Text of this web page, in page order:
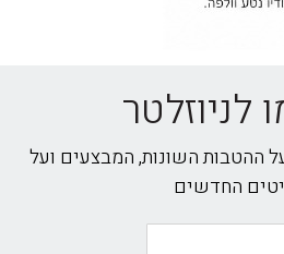
לניוזלטר
ההטבות השונות, המבצעים ועל
החדשים